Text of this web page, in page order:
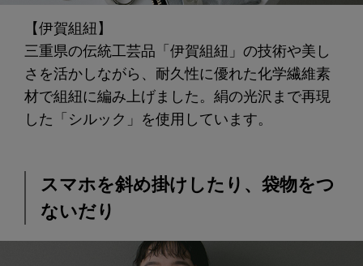
【伊賀組紐】
三重県の伝統工芸品「伊賀組紐」の技術や美し
さを活かしながら、耐久性に優れた化学繊維素
材で組紐に編み上げました。絹の光沢まで再現
した「シルック」を使用しています。
スマホを斜め掛けしたり、袋物をつ
ないだり